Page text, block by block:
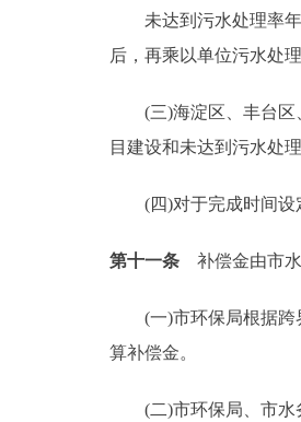
未达到污水处理率年
后，再乘以单位污水处理
(三)海淀区、丰台区、
目建设和未达到污水处
(四)对于完成时间设定
第十一条 补偿金由市水
(一)市环保局根据跨界
算补偿金。
(二)市环保局、市水务